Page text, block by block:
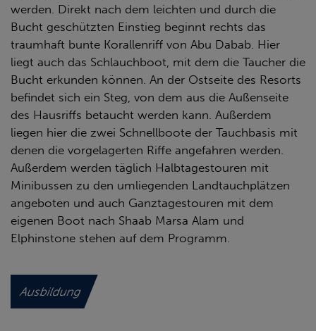
werden. Direkt nach dem leichten und durch die
Bucht geschützten Einstieg beginnt rechts das
traumhaft bunte Korallenriff von Abu Dabab. Hier
liegt auch das Schlauchboot, mit dem die Taucher die
Bucht erkunden können. An der Ostseite des Resorts
befindet sich ein Steg, von dem aus die Außenseite
des Hausriffs betaucht werden kann. Außerdem
liegen hier die zwei Schnellboote der Tauchbasis mit
denen die vorgelagerten Riffe angefahren werden.
Außerdem werden täglich Halbtagestouren mit
Minibussen zu den umliegenden Landtauchplätzen
angeboten und auch Ganztagestouren mit dem
eigenen Boot nach Shaab Marsa Alam und
Elphinstone stehen auf dem Programm.
Ausbildung